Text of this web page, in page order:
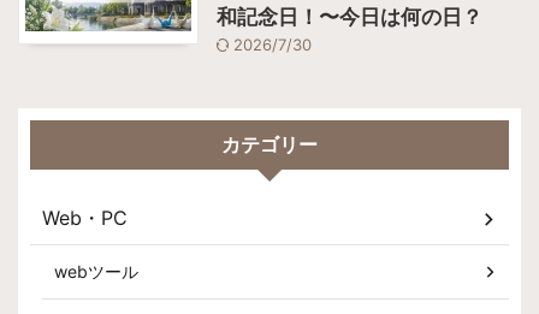
和記念日！〜今日は何の日？
2026/7/30
カテゴリー
Web・PC
webツール